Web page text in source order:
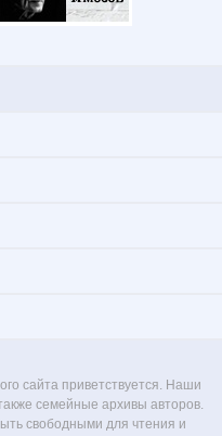
сайта приветствуется. Наши
семейные архивы авторов.
свободными для чтения и